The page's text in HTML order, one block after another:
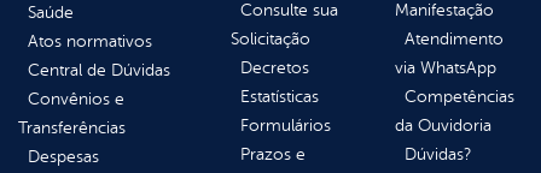
Saúde
Atos normativos
Central de Dúvidas
Convênios e
Transferências
Despesas
Consulte sua
Solicitação
Decretos
Estatísticas
Formulários
Prazos e
Manifestação
Atendimento
via WhatsApp
Competências
da Ouvidoria
Dúvidas?